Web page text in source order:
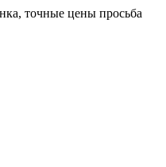
точные цены просьба